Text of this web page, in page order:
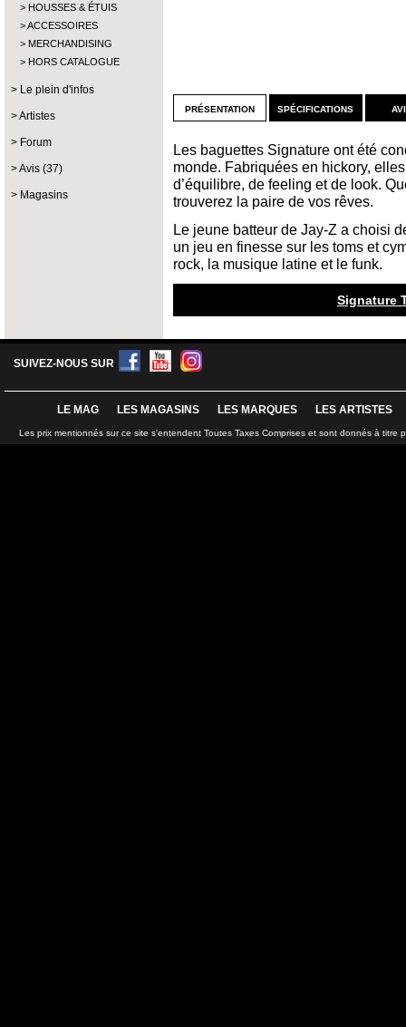
HOUSSES & ÉTUIS
ACCESSOIRES
MERCHANDISING
HORS CATALOGUE
Le plein d'infos
Artistes
Forum
Avis (37)
Magasins
présentation
Les baguettes Signature ont été
monde. Fabriquées en hickory,
d’équilibre, de feeling et de look.
trouverez la paire de vos rêves.
Le jeune batteur de Jay-Z a choisi
un jeu en finesse sur les toms et
rock, la musique latine et le funk.
spécifications
Signature
SUIVEZ-NOUS SUR
LE MAG LES MAGASINS LES MARQUES LES ARTISTES
Les prix mentionnés sur ce site s'entendent Toutes Taxes Comprises et sont donnés à